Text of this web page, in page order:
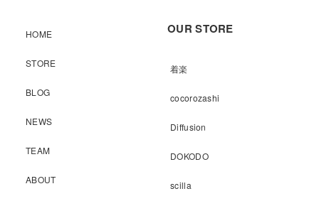
HOME
STORE
BLOG
NEWS
TEAM
ABOUT
OUR STORE
着楽
cocorozashi
Diffusion
DOKODO
scilla